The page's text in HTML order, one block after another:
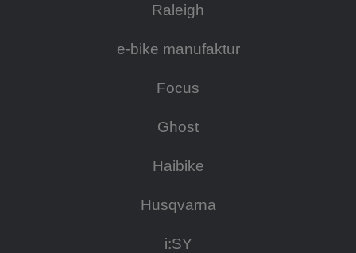
Raleigh
e-bike manufaktur
Focus
Ghost
Haibike
Husqvarna
i:SY